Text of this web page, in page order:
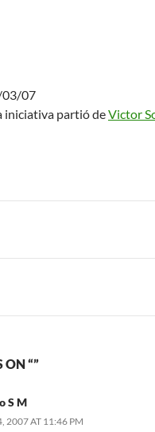
03/07
iniciativa partió deVictor
ON “”
S M
2007 AT 11:46 PM